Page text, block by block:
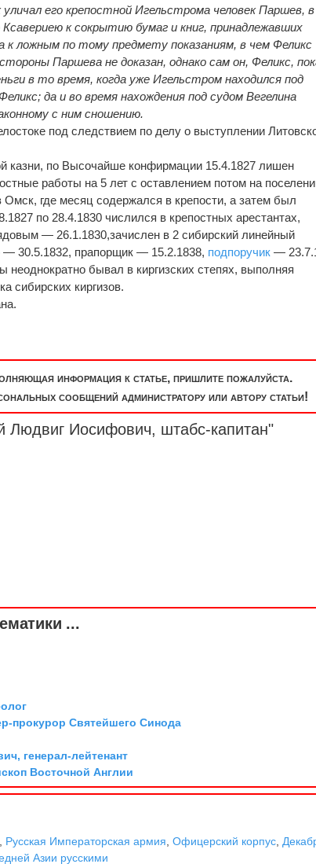
его крепостной Игельстрома человек Паршев, в
к сокрытию бумаг и книг, принадлежавших
к ложным по тому предмету показаниям, в чем Феликс
Паршева не доказан, однако сам он, Феликс,
в то время, когда уже Игельстром находился под
да и во время нахождения под судом Вегелина
с ним сношению.
под следствием по делу о выступлении
казни, по Высочайше конфирмации 15.4.1827 лишен
работы на 5 лет с оставлением потом на
где месяц содержался в крепости, а затем был
по 28.4.1830 числился в крепостных арестантах,
— 26.1.1830,зачислен в 2 сибирский линейный
30.5.1832, прапорщик — 15.2.1838, подпоручик —
бывал в киргизских степях, выполняя
сибирских киргизов.
информация к статье, пришлите пожалуйста.
сообщений администратору или автору статьи!
Людвиг Иосифович, штабс-капитан"
...
прокурор Святейшего Синода
генерал-лейтенант
Восточной Англии
Русская Императорская армия ,Офицерский корпус
Азии русскими